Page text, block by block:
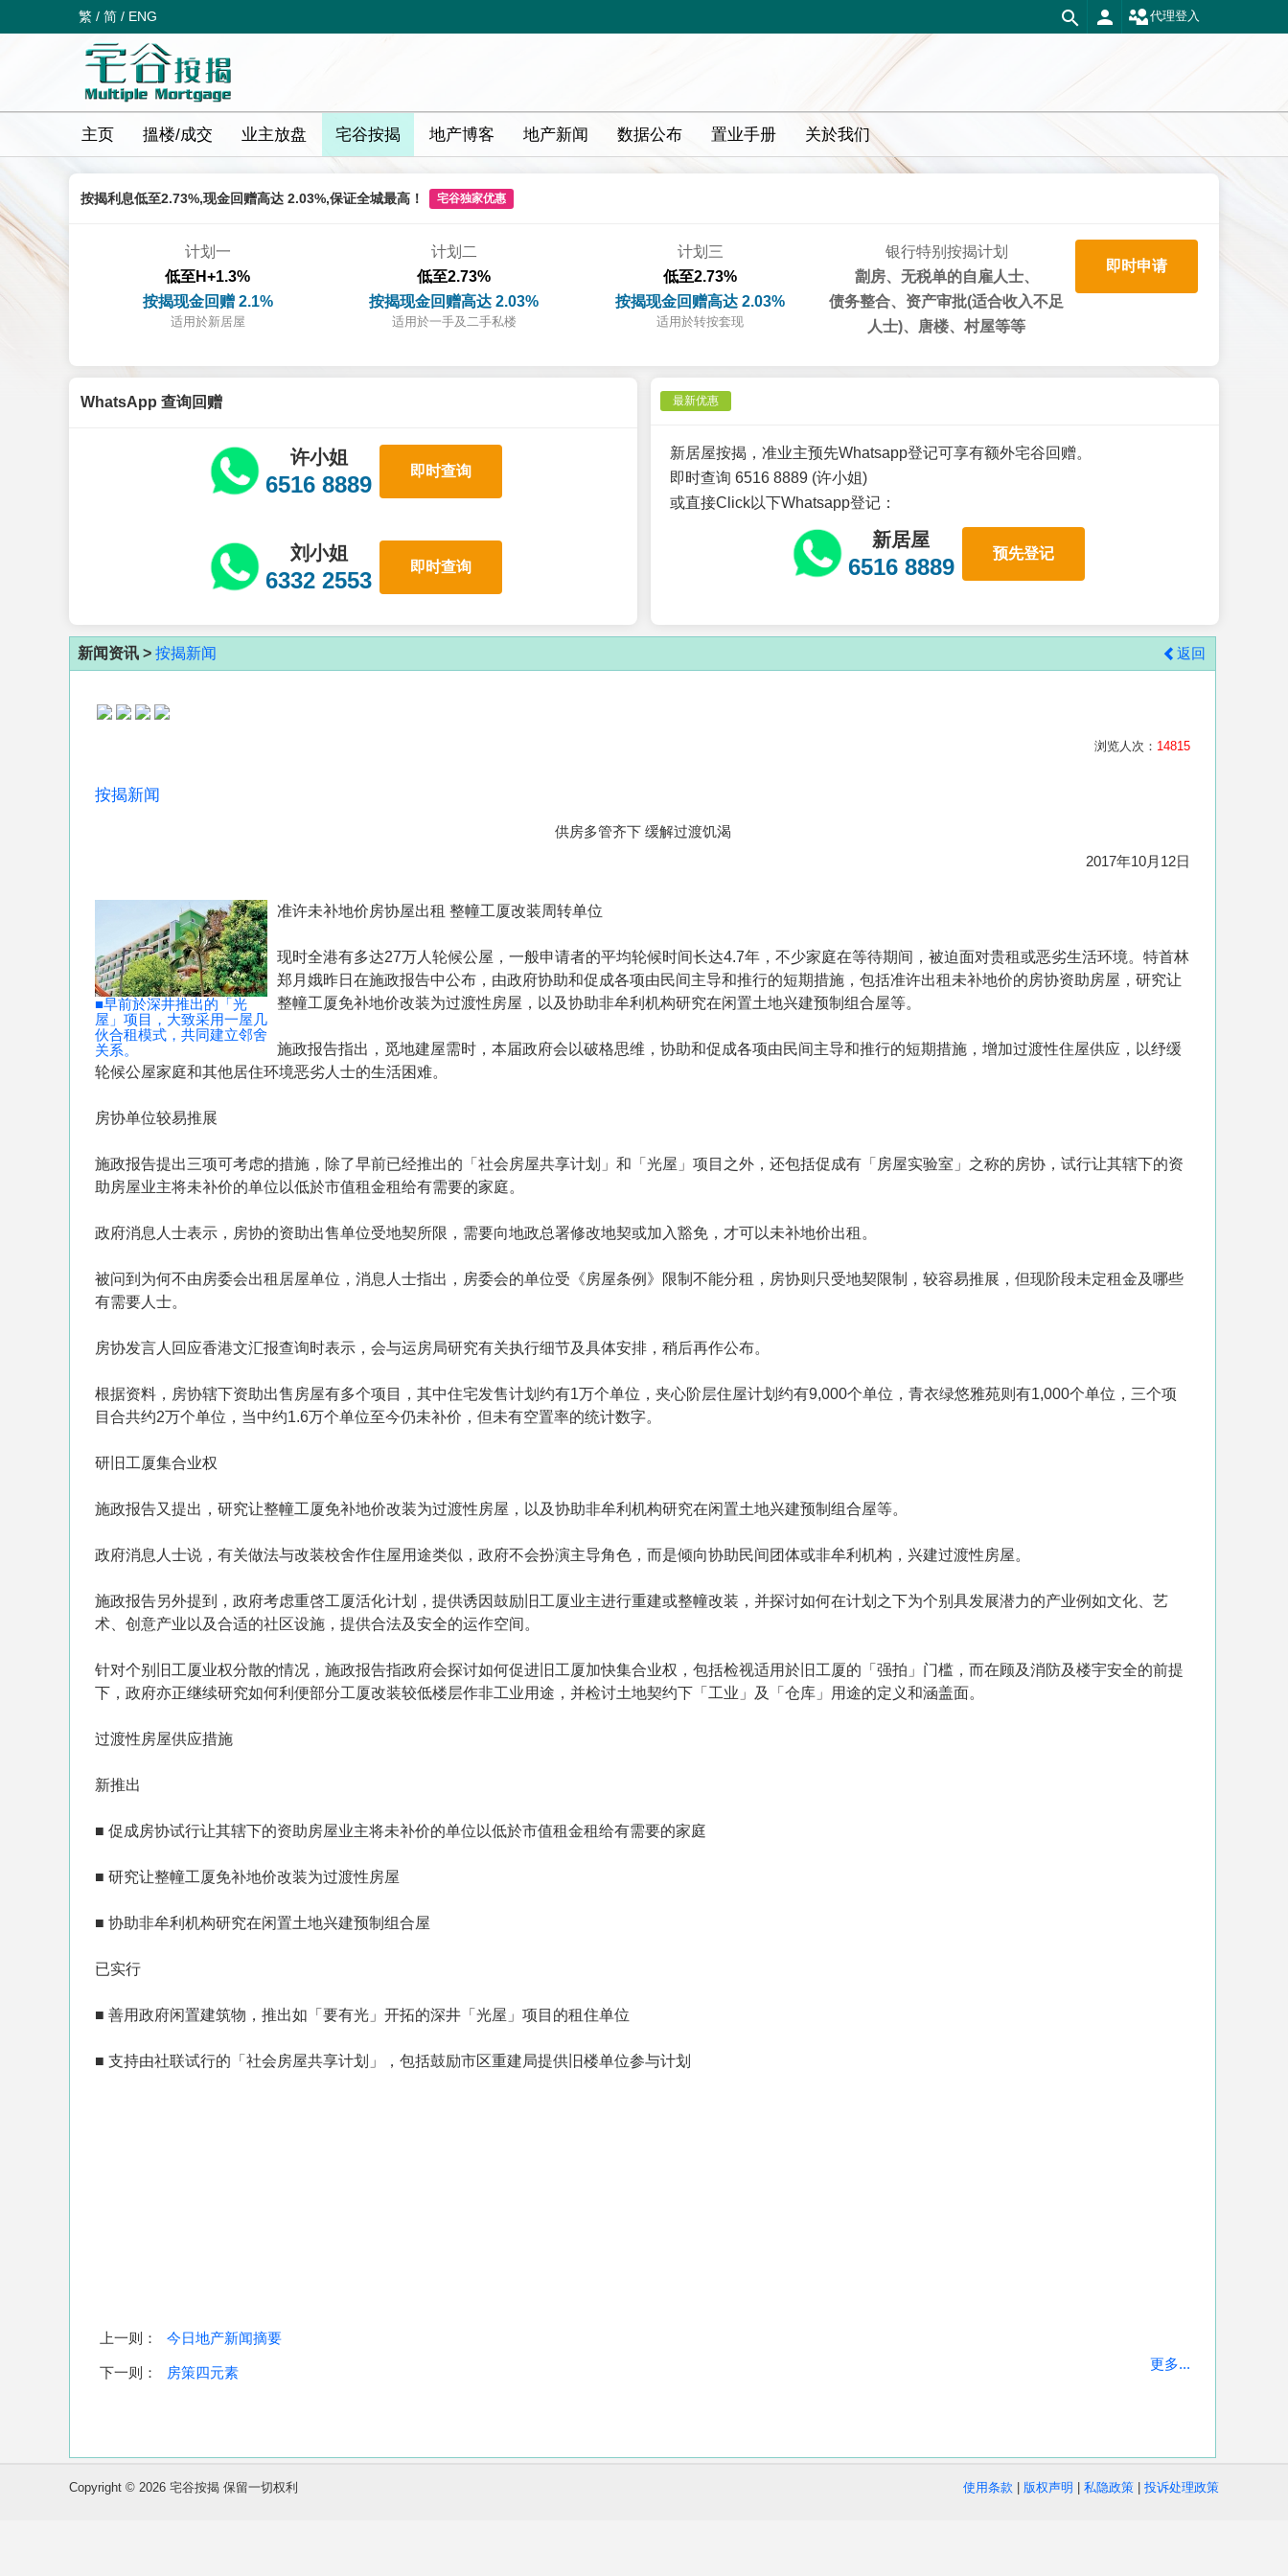
繁 / 简 / ENG 代理登入
主页 搵楼/成交 业主放盘 宅谷按揭 地产博客 地产新闻 数据公布 置业手册 关於我们
按揭利息低至2.73%,现金回赠高达 2.03%,保证全城最高！ 宅谷独家优惠
计划一
低至H+1.3%
按揭现金回赠 2.1%
适用於新居屋
计划二
低至2.73%
按揭现金回赠高达 2.03%
适用於一手及二手私楼
计划三
低至2.73%
按揭现金回赠高达 2.03%
适用於转按套现
银行特别按揭计划
劏房、无税单的自雇人士、
债务整合、资产审批(适合收入不足
人士)、唐楼、村屋等等
即时申请
WhatsApp 查询回赠
许小姐
6516 8889
即时查询
刘小姐
6332 2553
即时查询
最新优惠
新居屋按揭，准业主预先Whatsapp登记可享有额外宅谷回赠。
即时查询 6516 8889 (许小姐)
或直接Click以下Whatsapp登记：
新居屋
6516 8889
预先登记
新闻资讯 > 按揭新闻 返回
浏览人次： 14815
按揭新闻
供房多管齐下 缓解过渡饥渴
2017年10月12日
■早前於深井推出的「光
屋」项目，大致采用一屋几
伙合租模式，共同建立邻舍
关系。
准许未补地价房协屋出租 整幢工厦改装周转单位
现时全港有多达27万人轮候公屋，一般申请者的平均轮候时间长达4.7年，不少家庭在等待期间，被迫面对贵租或恶劣生活环境。特首林
郑月娥昨日在施政报告中公布，由政府协助和促成各项由民间主导和推行的短期措施，包括准许出租未补地价的房协资助房屋，研究让
整幢工厦免补地价改装为过渡性房屋，以及协助非牟利机构研究在闲置土地兴建预制组合屋等。
施政报告指出，觅地建屋需时，本届政府会以破格思维，协助和促成各项由民间主导和推行的短期措施，增加过渡性住屋供应，以纾缓
轮候公屋家庭和其他居住环境恶劣人士的生活困难。
房协单位较易推展
施政报告提出三项可考虑的措施，除了早前已经推出的「社会房屋共享计划」和「光屋」项目之外，还包括促成有「房屋实验室」之称的房协，试行让其辖下的资
助房屋业主将未补价的单位以低於市值租金租给有需要的家庭。
政府消息人士表示，房协的资助出售单位受地契所限，需要向地政总署修改地契或加入豁免，才可以未补地价出租。
被问到为何不由房委会出租居屋单位，消息人士指出，房委会的单位受《房屋条例》限制不能分租，房协则只受地契限制，较容易推展，但现阶段未定租金及哪些
有需要人士。
房协发言人回应香港文汇报查询时表示，会与运房局研究有关执行细节及具体安排，稍后再作公布。
根据资料，房协辖下资助出售房屋有多个项目，其中住宅发售计划约有1万个单位，夹心阶层住屋计划约有9,000个单位，青衣绿悠雅苑则有1,000个单位，三个项
目合共约2万个单位，当中约1.6万个单位至今仍未补价，但未有空置率的统计数字。
研旧工厦集合业权
施政报告又提出，研究让整幢工厦免补地价改装为过渡性房屋，以及协助非牟利机构研究在闲置土地兴建预制组合屋等。
政府消息人士说，有关做法与改装校舍作住屋用途类似，政府不会扮演主导角色，而是倾向协助民间团体或非牟利机构，兴建过渡性房屋。
施政报告另外提到，政府考虑重啓工厦活化计划，提供诱因鼓励旧工厦业主进行重建或整幢改装，并探讨如何在计划之下为个别具发展潜力的产业例如文化、艺
术、创意产业以及合适的社区设施，提供合法及安全的运作空间。
针对个别旧工厦业权分散的情况，施政报告指政府会探讨如何促进旧工厦加快集合业权，包括检视适用於旧工厦的「强拍」门槛，而在顾及消防及楼宇安全的前提
下，政府亦正继续研究如何利便部分工厦改装较低楼层作非工业用途，并检讨土地契约下「工业」及「仓库」用途的定义和涵盖面。
过渡性房屋供应措施
新推出
■ 促成房协试行让其辖下的资助房屋业主将未补价的单位以低於市值租金租给有需要的家庭
■ 研究让整幢工厦免补地价改装为过渡性房屋
■ 协助非牟利机构研究在闲置土地兴建预制组合屋
已实行
■ 善用政府闲置建筑物，推出如「要有光」开拓的深井「光屋」项目的租住单位
■ 支持由社联试行的「社会房屋共享计划」，包括鼓励市区重建局提供旧楼单位参与计划
上一则： 今日地产新闻摘要
下一则： 房策四元素
更多...
Copyright © 2026 宅谷按揭 保留一切权利 使用条款 版权声明 私隐政策 投诉处理政策